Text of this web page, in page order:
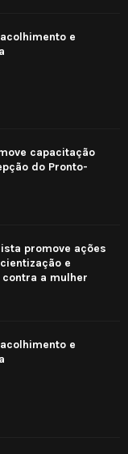
e
capacitação
do Pronto-
promove ações
e
a mulher
e